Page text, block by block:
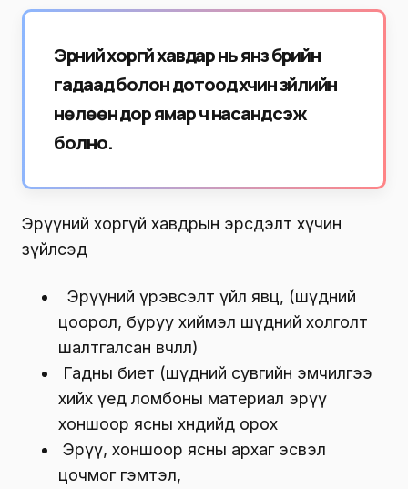
Эрүүний хоргүй хавдар нь янз бүрийн
гадаад болон дотоод хүчин зүйлийн
нөлөөн дор ямар ч насанд үүсэж
болно.
Эрүүний хоргүй хавдрын эрсдэлт хүчин
зүйлсэд
Эрүүний үрэвсэлт үйл явц, (шүдний
цоорол, буруу хиймэл шүдний холголт
шалтгалсан өвчлөл)
Гадны биет (шүдний сувгийн эмчилгээ
хийх үед ломбоны материал эрүү
хоншоор ясны хөндийд орох
Эрүү, хоншоор ясны архаг эсвэл
цочмог гэмтэл,